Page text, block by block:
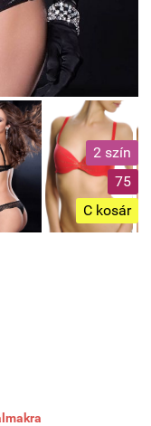
2 szín
75
C kosár